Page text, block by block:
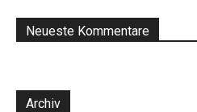
Neueste Kommentare
Archiv